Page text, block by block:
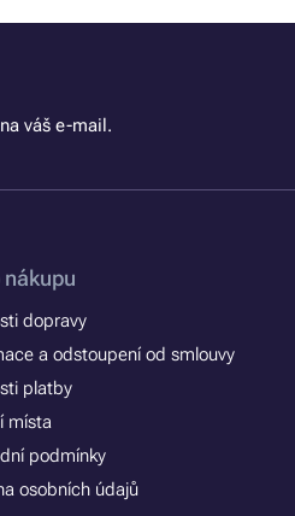
váš e-mail.
nákupu
dopravy
a odstoupení od smlouvy
platby
místa
podmínky
osobních údajů